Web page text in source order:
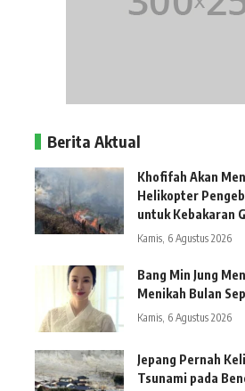
Berita Aktual
Khofifah Akan
Helikopter
untuk Kebakaran
Kamis, 6 Agustus 2026
Bang Min Jung
Menikah Bulan
Kamis, 6 Agustus 2026
Jepang Pernah
Tsunami pada